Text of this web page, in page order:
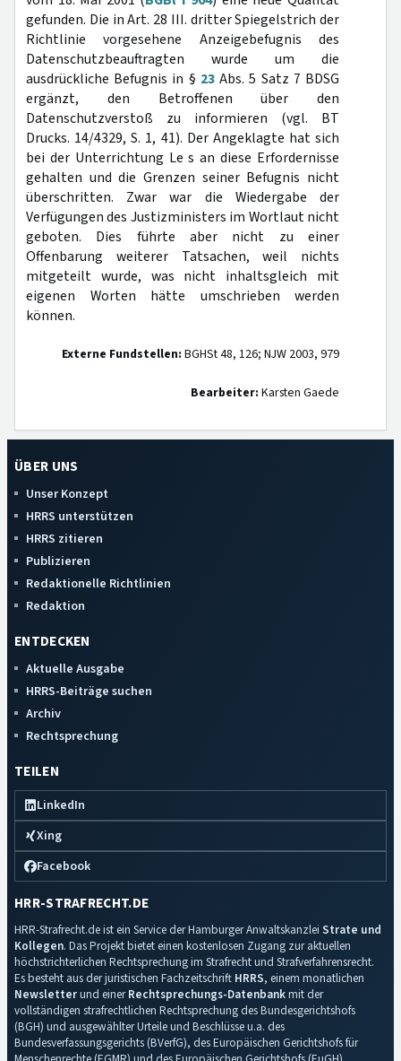
gefunden. Die in Art. 28 III. dritter Spiegelstrich der
Richtlinie vorgesehene Anzeigebefugnis des
Datenschutzbeauftragten wurde um die
ausdrückliche Befugnis in § 23Abs. 5 Satz 7 BDSG
ergänzt, den Betroffenen über den
Datenschutzverstoß zu informieren (vgl. BT
Drucks. 14/4329, S. 1, 41). Der Angeklagte hat sich
bei der Unterrichtung Le s an diese Erfordernisse
gehalten und die Grenzen seiner Befugnis nicht
überschritten. Zwar war die Wiedergabe der
Verfügungen des Justizministers im Wortlaut nicht
geboten. Dies führte aber nicht zu einer
Offenbarung weiterer Tatsachen, weil nichts
mitgeteilt wurde, was nicht inhaltsgleich mit
eigenen Worten hätte umschrieben werden
können.
Externe Fundstellen: BGHSt 48, 126; NJW 2003, 979
Bearbeiter: Karsten Gaede
ÜBER UNS
Unser Konzept
HRRS unterstützen
HRRS zitieren
Publizieren
Redaktionelle Richtlinien
Redaktion
ENTDECKEN
Aktuelle Ausgabe
HRRS-Beiträge suchen
Archiv
Rechtsprechung
TEILEN
LinkedIn
Xing
Facebook
HRR-STRAFRECHT.DE
HRR-Strafrecht.de ist ein Service der Hamburger Anwaltskanzlei Strate und
Kollegen. Das Projekt bietet einen kostenlosen Zugang zur aktuellen
höchstrichterlichen Rechtsprechung im Strafrecht und Strafverfahrensrecht.
Es besteht aus der juristischen Fachzeitschrift HRRS, einem monatlichen
Newsletterund einerRechtsprechungs-Datenbankmit der
vollständigen strafrechtlichen Rechtsprechung des Bundesgerichtshofs
(BGH) und ausgewählter Urteile und Beschlüsse u.a. des
Bundesverfassungsgerichts (BVerfG), des Europäischen Gerichtshofs für